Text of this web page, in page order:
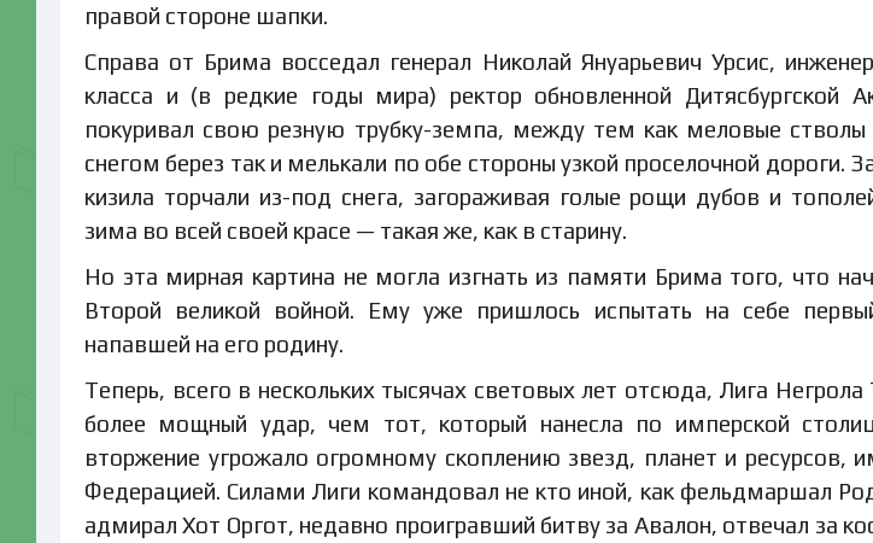
правой стороне шапки.
Справа от Брима восседал генерал Николай Януарьевич Урсис,
класса и (в редкие годы мира) ректор обновленной Дитясбургской
покуривал свою резную трубку-земпа, между тем как меловые
снегом берез так и мелькали по обе стороны узкой проселочной дороги.
кизила торчали из-под снега, загораживая голые рощи дубов и
зима во всей своей красе — такая же, как в старину.
Но эта мирная картина не могла изгнать из памяти Брима того, что
Второй великой войной. Ему уже пришлось испытать на себе
напавшей на его родину.
Теперь, всего в нескольких тысячах световых лет отсюда, Лига
более мощный удар, чем тот, который нанесла по имперской
вторжение угрожало огромному скоплению звезд, планет и ресурсов,
Федерацией. Силами Лиги командовал не кто иной, как фельдмаршал
адмирал Хот Оргот, недавно проигравший битву за Авалон, отвечал за